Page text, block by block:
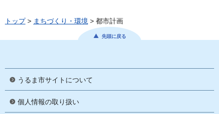
トップ> まちづくり・環境 > 都市計画
先頭に戻る
うるま市サイトについて
個人情報の取り扱い